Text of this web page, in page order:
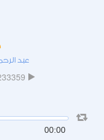
عبد
00:00